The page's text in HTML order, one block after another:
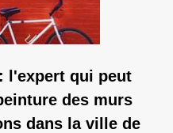
l'expert qui peut
des murs
dans la ville de